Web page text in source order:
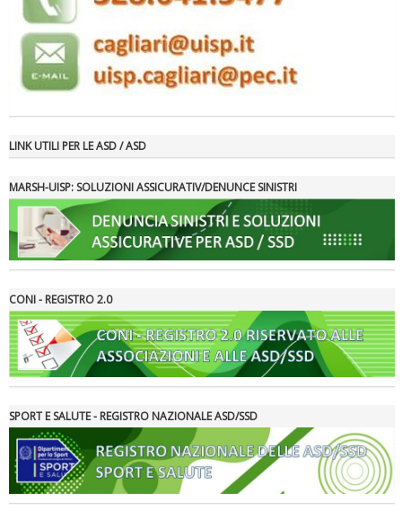
Tiziano Pesce a Radio InBlu2000 traccia il bilancio della stagione
Ddl Lobby, Uisp: “Il Parlamento valorizzi le nostre specificità"
LINK UTILI PER LE ASD / ASD
MARSH-UISP: SOLUZIONI ASSICURATIV/DENUNCE SINISTRI
CONI - REGISTRO 2.0
SPORT E SALUTE - REGISTRO NAZIONALE ASD/SSD